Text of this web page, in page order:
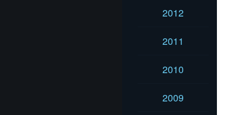
2012
2011
2010
2009